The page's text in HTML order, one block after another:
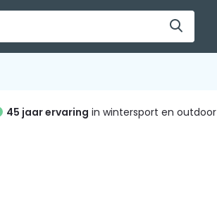
45 jaar ervaring in wintersport en outdoor